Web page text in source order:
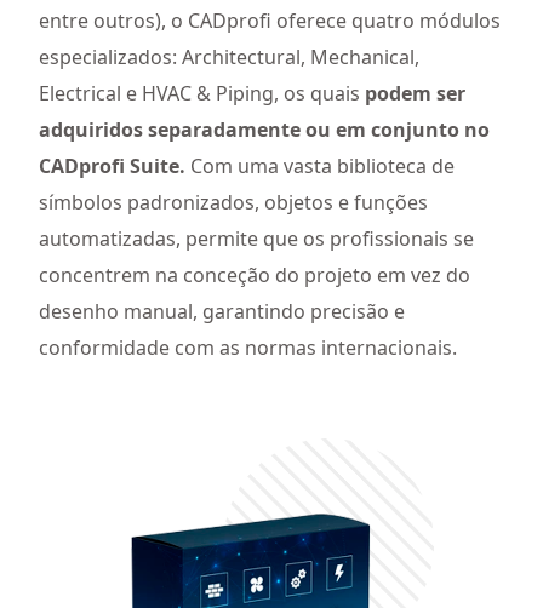
entre outros), o CADprofi oferece quatro módulos
especializados: Architectural, Mechanical,
Electrical e HVAC & Piping, os quais podem ser
adquiridos separadamente ou em conjunto no
CADprofi Suite. Com uma vasta biblioteca de
símbolos padronizados, objetos e funções
automatizadas, permite que os profissionais se
concentrem na conceção do projeto em vez do
desenho manual, garantindo precisão e
conformidade com as normas internacionais.